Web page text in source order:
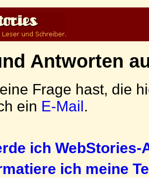
Antworten
Frage hast, die
ein E-Mail.
ich WebStories-
ich meine